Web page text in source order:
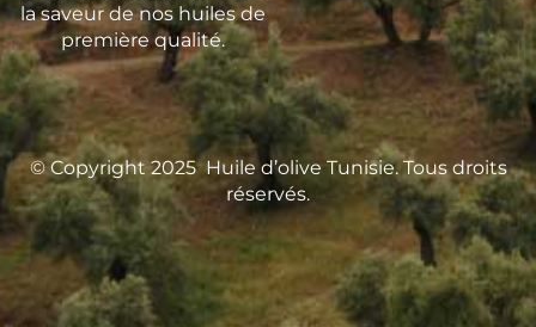
la saveur de nos huiles de
première qualité.
© Copyright 2025Huile d’olive Tunisie. Tous droits
réservés.